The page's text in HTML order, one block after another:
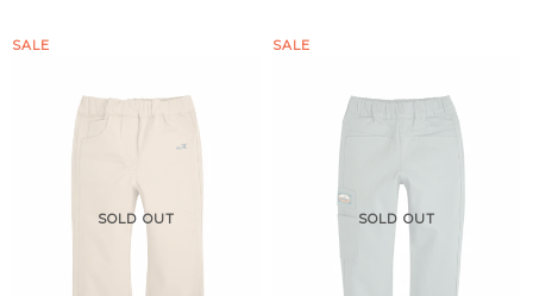
SOLD OUT
SALE
SOLD OUT
SALE